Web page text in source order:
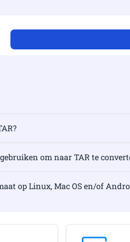
om naar TAR te
op Linux, Mac OS en/of